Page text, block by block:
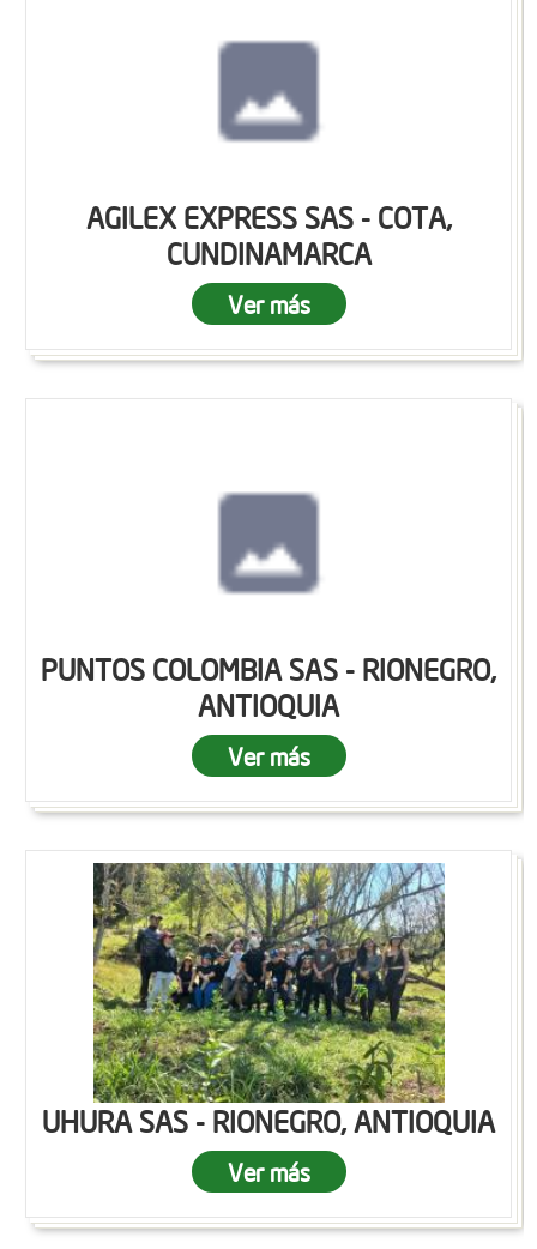
AGILEX EXPRESS SAS - COTA,
CUNDINAMARCA
Ver más
PUNTOS COLOMBIA SAS - RIONEGRO,
ANTIOQUIA
Ver más
UHURA SAS - RIONEGRO, ANTIOQUIA
Ver más